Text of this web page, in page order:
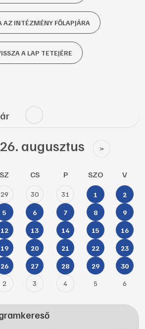
AZ INTÉZMÉNY FŐLAPJÁRA
A LAP TETEJÉRE
augusztus >
SZ CS P SZO V
29 30 31 1 2
5 6 7 8 9
12 13 14 15 16
19 20 21 22 23
26 27 28 29 30
2 3 4 5 6